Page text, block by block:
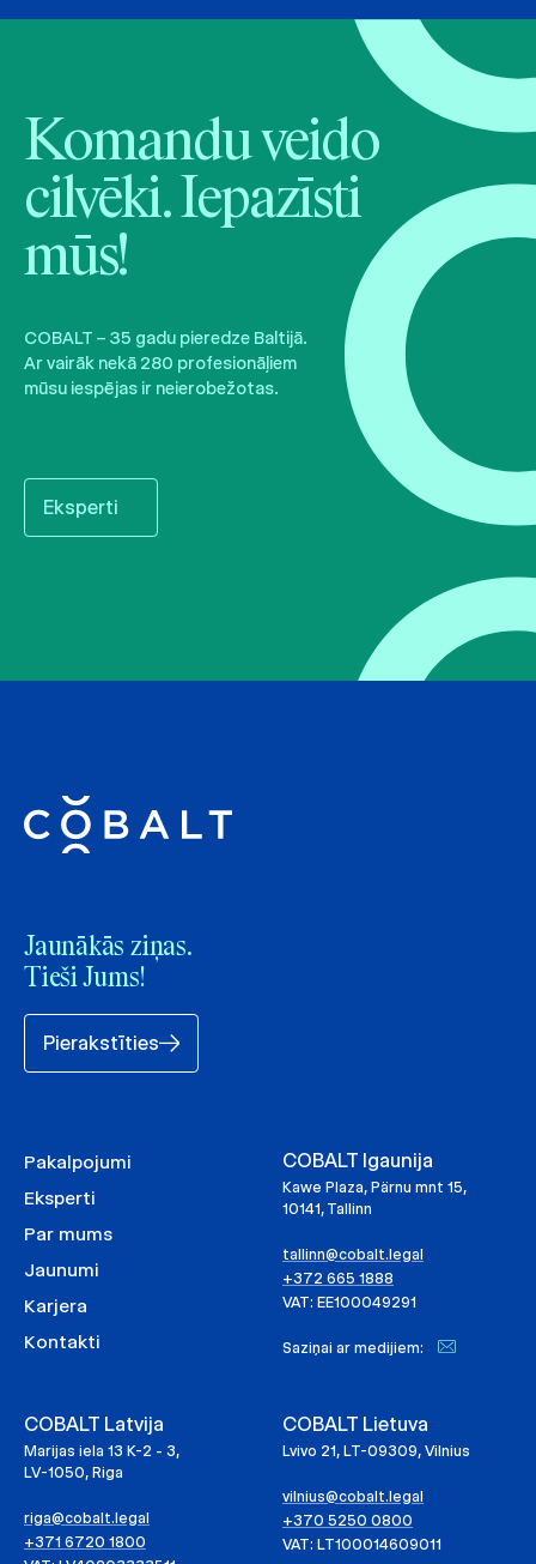
Komandu veido
cilvēki. Iepazīsti
mūs!
COBALT – 35 gadu pieredze Baltijā.
Ar vairāk nekā 280 profesionāļiem
mūsu iespējas ir neierobežotas.
Eksperti
Jaunākās ziņas.
Tieši Jums!
Pierakstīties
Pakalpojumi
Eksperti
Par mums
Jaunumi
Karjera
Kontakti
COBALT Igaunija
Kawe Plaza, Pärnu mnt 15,
10141, Tallinn
tallinn@cobalt.legal
+372 665 1888
VAT: EE100049291
Saziņai ar medijiem:
COBALT Latvija
Marijas iela 13 K-2 - 3,
LV-1050, Riga
riga@cobalt.legal
+371 6720 1800
COBALT Lietuva
Lvivo 21, LT-09309, Vilnius
vilnius@cobalt.legal
+370 5250 0800
VAT: LT100014609011